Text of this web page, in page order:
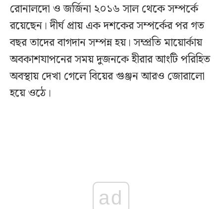
রোনালদো ও জর্জিনা ২০১৬ সাল থেকে সম্পর্কে
রয়েছেন। দীর্ঘ প্রায় এক দশকের সম্পর্কের পর গত
বছর তাদের বাগদান সম্পন্ন হয়। সম্প্রতি মায়োর্কায়
অবকাশযাপনের সময় দুজনকে হীরার আংটি পরিহিত
অবস্থায় দেখা গেলে বিয়ের গুঞ্জন আরও জোরালো
হয়ে ওঠে।
ad